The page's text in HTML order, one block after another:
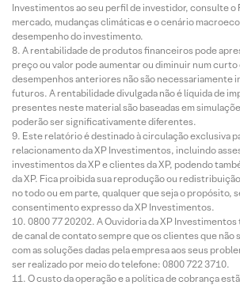
Investimentos ao seu perfil de investidor, consulte o
mercado, mudanças climáticas e o cenário
desempenho do investimento.
A rentabilidade de produtos financeiros pode
preço ou valor pode aumentar ou diminuir num curto
desempenhos anteriores não são necessariamente
futuros. A rentabilidade divulgada não é líquida de
presentes neste material são baseadas em
poderão ser significativamente diferentes.
Este relatório é destinado à circulação exclusiva
relacionamento da XP Investimentos, incluindo
investimentos da XP e clientes da XP, podendo
da XP. Fica proibida sua reprodução ou
no todo ou em parte, qualquer que seja o propósito,
consentimento expresso da XP Investimentos.
0800 77 20202. A Ouvidoria da XP Investimentos
de canal de contato sempre que os clientes que não
com as soluções dadas pela empresa aos seus
ser realizado por meio do telefone: 0800 722 3710.
O custo da operação e a política de cobrança